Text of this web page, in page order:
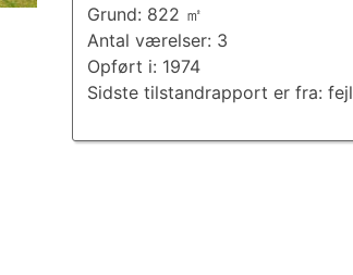
Grund: 822 ㎡
Antal værelser: 3
Opført i: 1974
Sidste tilstandrapport er fra: fejl